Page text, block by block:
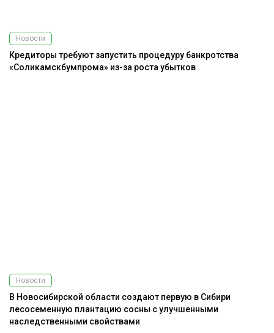
Новости
Кредиторы требуют запустить процедуру банкротства
«Соликамскбумпрома» из-за роста убытков
Новости
В Новосибирской области создают первую в Сибири
лесосеменную плантацию сосны с улучшенными
наследственными свойствами